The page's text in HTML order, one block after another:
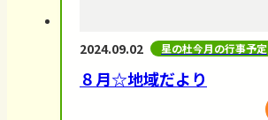
2024.09.02 星の杜今月の行事予定
８月☆地域だより